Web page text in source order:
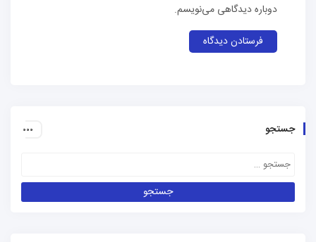
دوباره دیدگاهی می‌نویسم.
جستجو